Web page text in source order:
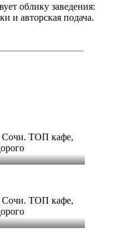
облику заведения:
и авторская подача.